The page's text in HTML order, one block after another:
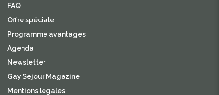
FAQ
Offre spéciale
Programme avantages
Agenda
Newsletter
Gay Sejour Magazine
Mentions légales